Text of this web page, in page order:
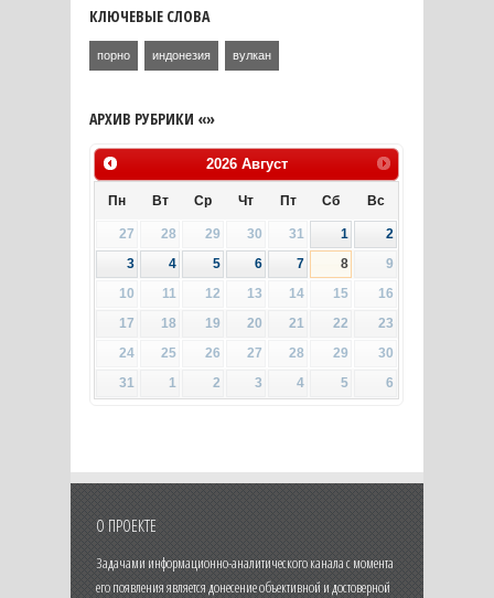
КЛЮЧЕВЫЕ СЛОВА
порно индонезия вулкан
АРХИВ РУБРИКИ «»
2026 Август
Пн Вт Ср Чт Пт Сб Вс
27 28 29 30 31 1
2
3
4 5 6 7 8
9
10
11 12 13 14 15
16
17
18 19 20 21 22
23
24
25 26 27 28 29
30
31
1 2 3 4 5 6
О ПРОЕКТЕ
Задачами информационно-аналитического канала с момента
его появления является донесение объективной и достоверной